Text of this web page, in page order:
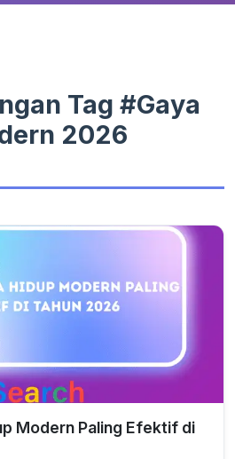
Tag #Gaya
2026
Modern Paling Efektif di